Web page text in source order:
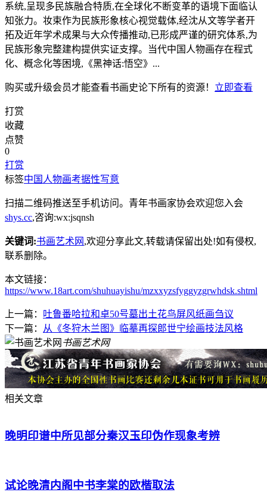
系统,呈现多民族融合特质,在全球化不断变革的语境下面临认
知张力。妆束作为民族形象核心视觉载体,经沈从文等学者开
拓及近年学术成果与大众传播推动,已形成严谨的研究体系,为
民族形象完整建构提供实证支撑。当代中国人物画存在程式
化、概念化等困境,《黑神话:悟空》...
购买或升级会员才能查看书画史论下所有的资源！ 立即查看
打赏
收藏
点赞
0
打赏
标签中国人物画考据性写意
扫描二维码推送至手机访问。青年书画家协会欢迎您入会
shys.cc,咨询:wx:jsqnsh
关键词:书画艺术网 ,欢迎分享此文,转载请保留出处!如有侵权,
联系删除。
本文链接：
https://www.18art.com/shuhuayishu/mzxxyzsfyggyzgrwhdsk.shtml
上一篇：
吐鲁番哈拉和卓50号墓出土花鸟屏风纸画刍议
下一篇：
从《冬狩木兰图》临摹再探郎世宁绘画技法风格
书画艺术网
相关文章
晚明印谱中所见部分秦汉玉印伪作现象考辨
试论晚清内阁中书李棠的欧楷取法